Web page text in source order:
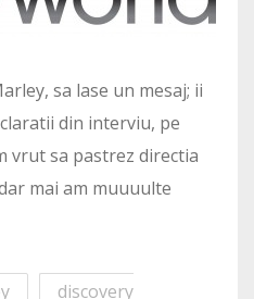
sa lase un mesaj; ii
din interviu, pe
vrut sa pastrez directia
mai am muuuulte
discovery